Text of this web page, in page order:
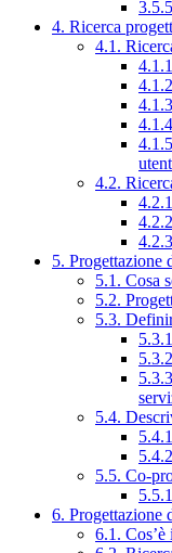
4. Ricerca
4.1.
4.2.
5. Progettazione
5.1. Cosa
5.2.
5.3.
5.4.
5.5. Co-
6. Progettazione
6.1.